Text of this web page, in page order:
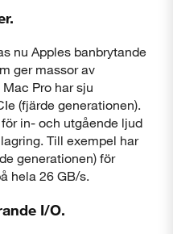
nu Apples banbrytande
ger massor av
Pro har sju
(fjärde generationen).
in- och utgående ljud
Till exempel har
generationen) för
hela 26 GB/s.
I/O.